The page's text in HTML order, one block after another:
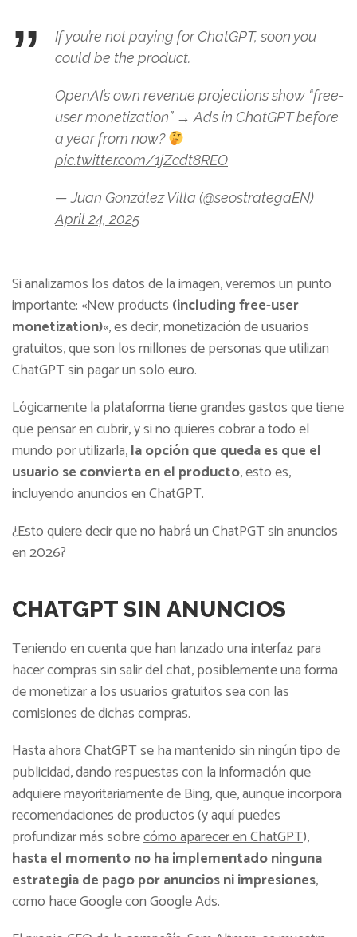
If you’re not paying for ChatGPT, soon you
could be the product.
OpenAI’s own revenue projections show “free-
user monetization” → Ads in ChatGPT before
a year from now?
pic.twitter.com/1jZcdt8REO
— Juan González Villa (@seostrategaEN)
April 24, 2025
Si analizamos los datos de la imagen, veremos un punto
importante: «New products (including free-user
monetization)«, es decir, monetización de usuarios
gratuitos, que son los millones de personas que utilizan
ChatGPT sin pagar un solo euro.
Lógicamente la plataforma tiene grandes gastos que tiene
que pensar en cubrir, y si no quieres cobrar a todo el
mundo por utilizarla,la opción que queda es que el
usuario se convierta en el producto, esto es,
incluyendo anuncios en ChatGPT.
¿Esto quiere decir que no habrá un ChatPGT sin anuncios
en 2026?
CHATGPT SIN ANUNCIOS
Teniendo en cuenta que han lanzado una interfaz para
hacer compras sin salir del chat, posiblemente una forma
de monetizar a los usuarios gratuitos sea con las
comisiones de dichas compras.
Hasta ahora ChatGPT se ha mantenido sin ningún tipo de
publicidad, dando respuestas con la información que
adquiere mayoritariamente de Bing, que, aunque incorpora
recomendaciones de productos (y aquí puedes
profundizar más sobrecómo aparecer en ChatGPT),
hasta el momento no ha implementado ninguna
estrategia de pago por anuncios ni impresiones,
como hace Google con Google Ads.